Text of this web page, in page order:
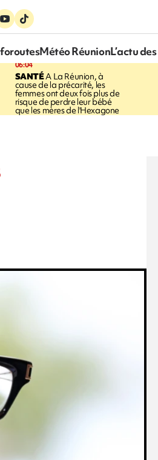
Météo RéunionL’actu
06:04
SANTÉA La Réunion, à
cause de la précarité, les
femmes ont deux fois plus de
risque de perdre leur bébé
que les mères de l'Hexagone